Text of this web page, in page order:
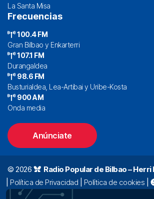
La Santa Misa
Frecuencias
100.4 FM
Gran Bilbao y Enkarterri
107.1 FM
Durangaldea
98.6 FM
Busturialdea, Lea-Artibai y Uribe-Kosta
900 AM
Onda media
Anúnciate
© 2026 Radio Popular de Bilbao –
Política de Privacidad Política de cookies
Alda. Mazarredo, 47 – 7º 48009 Bilbao |